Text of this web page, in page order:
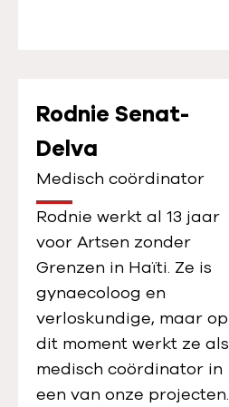
Rodnie Senat-
Delva
Medisch coördinator
Rodnie werkt al 13 jaar
voor Artsen zonder
Grenzen in Haïti. Ze is
gynaecoloog en
verloskundige, maar op
dit moment werkt ze als
medisch coördinator in
een van onze projecten.